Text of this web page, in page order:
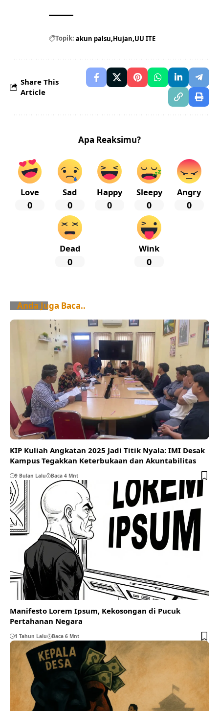
Topik: akun palsu Hujan UU ITE
Share This
Article
Apa Reaksimu?
Love
0
Sad
0
Happy
0
Sleepy
0
Angry
0
Dead
0
Wink
0
Anda Juga Baca..
KIP Kuliah Angkatan 2025 Jadi Titik Nyala: IMI Desak
Kampus Tegakkan Keterbukaan dan Akuntabilitas
9 Bulan Lalu Baca 4 Mnt
Manifesto Lorem Ipsum, Kekosongan di Pucuk
Pertahanan Negara
1 Tahun Lalu Baca 6 Mnt